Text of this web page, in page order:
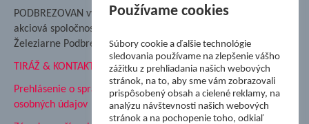
PODBREZOVAN vydáva
akciová spoločnosť
Železiarne Podbrezová
TIRÁŽ & KONTAKT
Prehlásenie o spracovaní
osobných údajov
Nadácia Železiarne
ŽP Informatika s.r.o.
ŠK Železiarne Podbrezová
Tále a.s.
Používame cookies
Súbory cookie a ďalšie technológie
sledovania používame na zlepšenie vášho
zážitku z prehliadania našich webových
stránok, na to, aby sme vám zobrazovali
prispôsobený obsah a cielené reklamy, na
analýzu návštevnosti našich webových
stránok a na pochopenie toho, odkiaľ